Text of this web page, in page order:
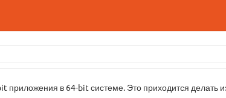
приложения в 64-bit системе. Это приходится делать